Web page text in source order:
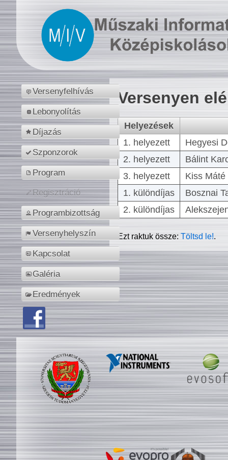
Versenyfelhívás
Lebonyolítás
Díjazás
Szponzorok
Program
Regisztráció
Programbizottság
Versenyhelyszín
Kapcsolat
Galéria
Eredmények
Versenyen
Helyezések
1. helyezett
Hegyesi
2. helyezett
Bálint
3. helyezett
Kiss
1. különdíjas
Bosznai
2. különdíjas
Ezt raktuk össze:Töltsd le!.